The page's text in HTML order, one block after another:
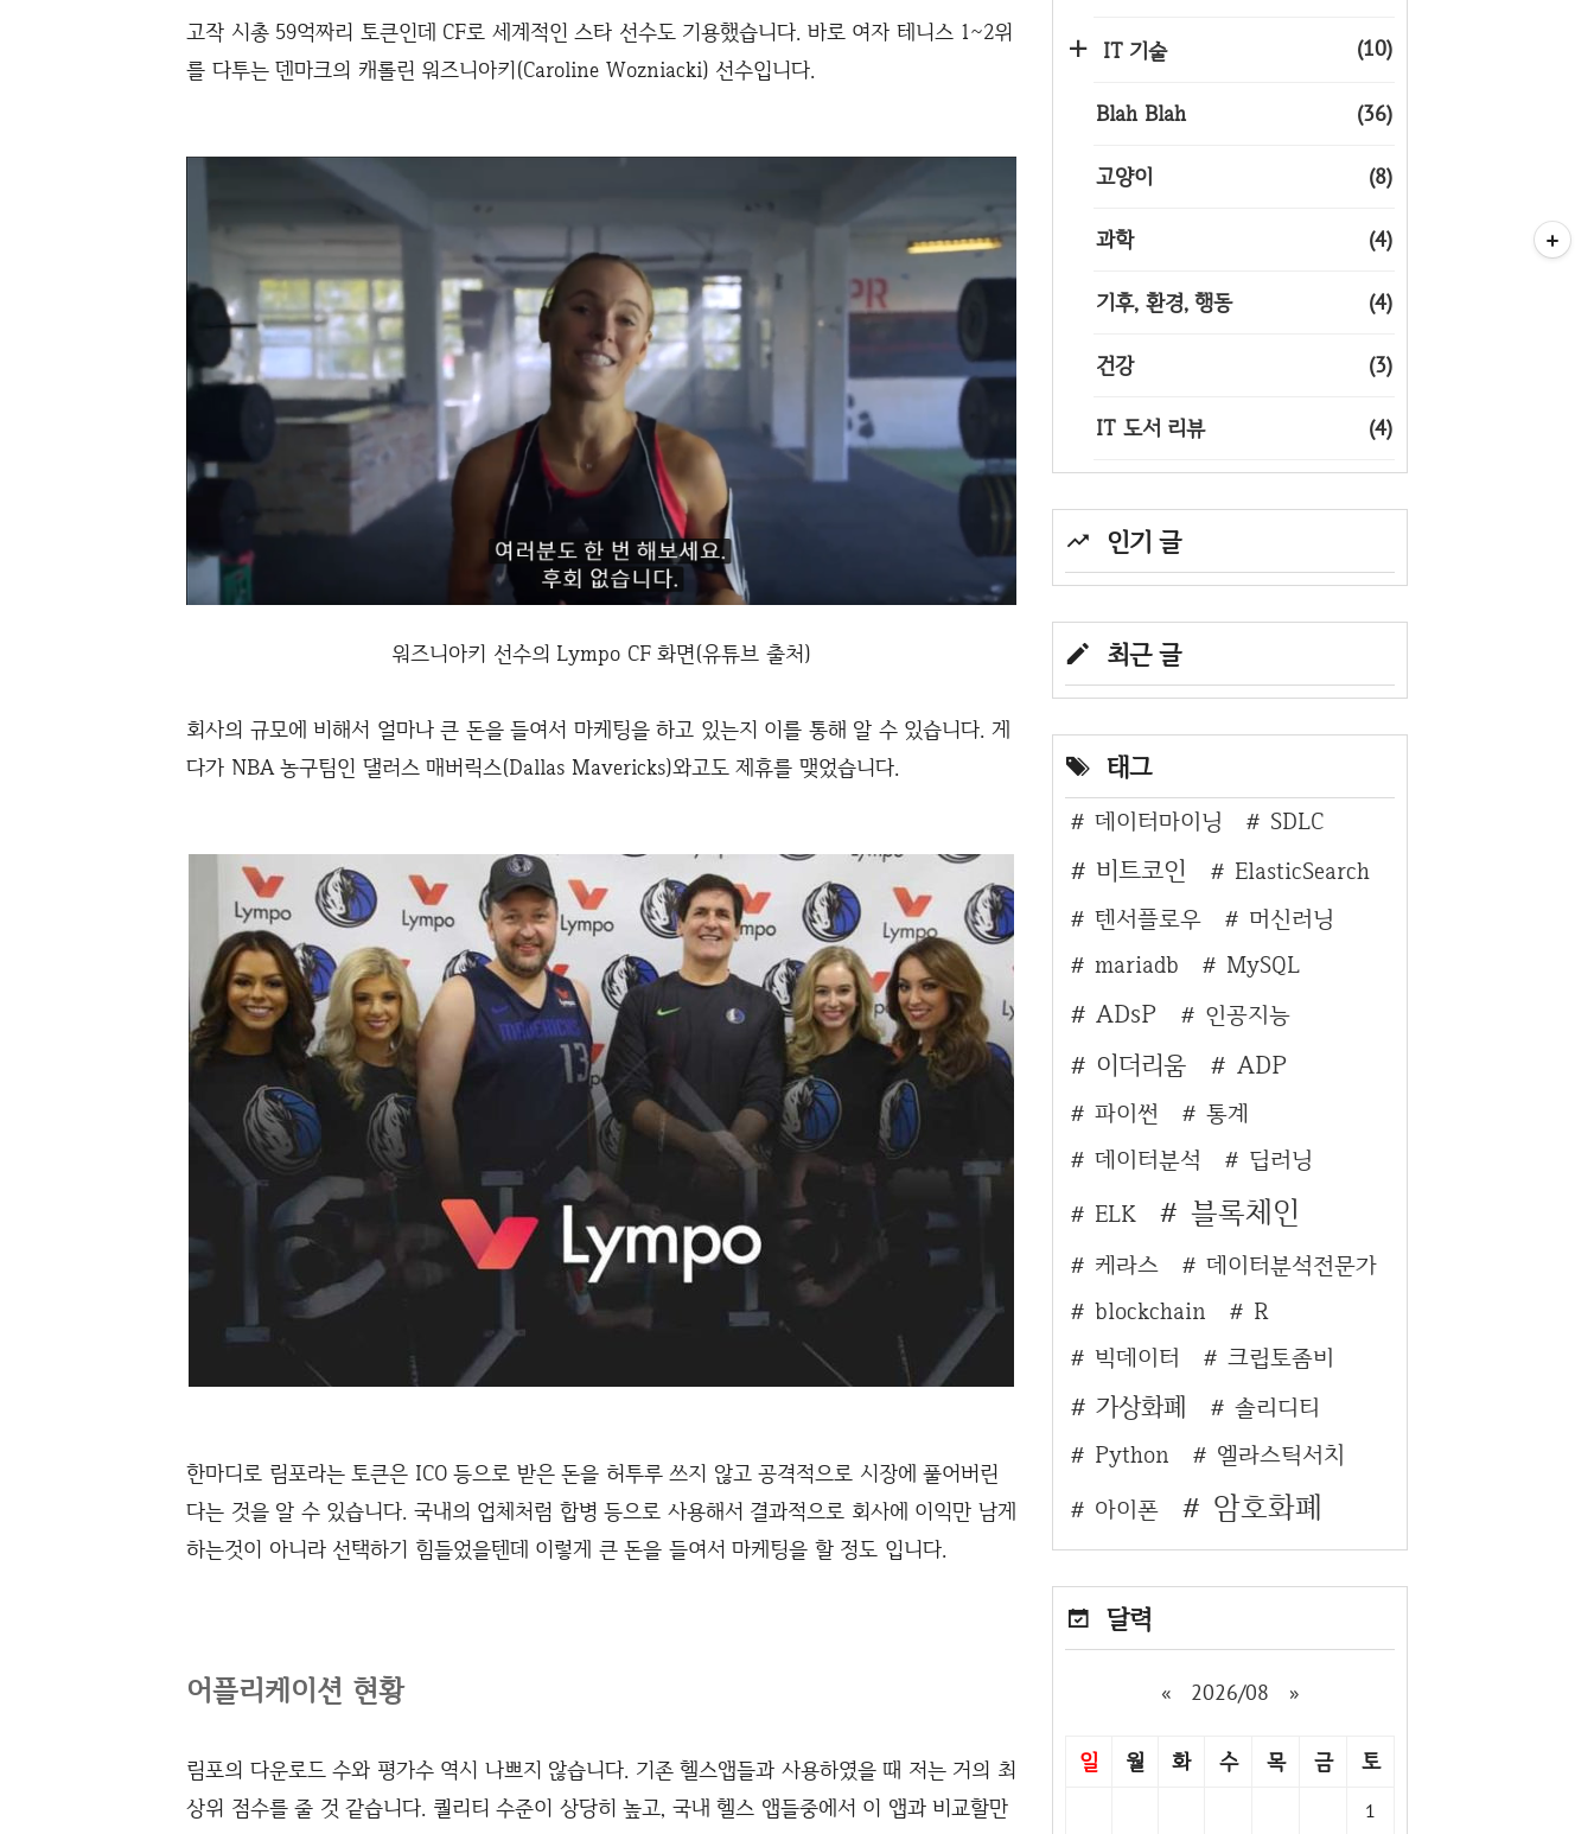
고작 시총 59억짜리 토큰인데 CF로 세계적인 스타 선수도 기용했습니다. 바로 여자 테니스 1~2위
를 다투는 덴마크의 캐롤린 워즈니아키(Caroline Wozniacki) 선수입니다.
워즈니아키 선수의 Lympo CF 화면(유튜브 출처)
회사의 규모에 비해서 얼마나 큰 돈을 들여서 마케팅을 하고 있는지 이를 통해 알 수 있습니다. 게
다가 NBA 농구팀인 댈러스 매버릭스(Dallas Mavericks)와고도 제휴를 맺었습니다.
한마디로 림포라는 토큰은 ICO 등으로 받은 돈을 허투루 쓰지 않고 공격적으로 시장에 풀어버린
다는 것을 알 수 있습니다. 국내의 업체처럼 합병 등으로 사용해서 결과적으로 회사에 이익만 남게
하는것이 아니라 선택하기 힘들었을텐데 이렇게 큰 돈을 들여서 마케팅을 할 정도 입니다.
어플리케이션 현황
림포의 다운로드 수와 평가수 역시 나쁘지 않습니다. 기존 헬스앱들과 사용하였을 때 저는 거의 최
상위 점수를 줄 것 같습니다. 퀄리티 수준이 상당히 높고, 국내 헬스 앱들중에서 이 앱과 비교할만
IT 기술 (10)
Blah Blah (36)
고양이 (8)
과학 (4)
기후, 환경, 행동 (4)
건강 (3)
IT 도서 리뷰 (4)
인기 글
최근 글
태그
데이터마이닝 SDLC
비트코인
ElasticSearch
텐서플로우
머신러닝
mariadb
MySQL
ADsP 인공지능
이더리움 ADP
파이썬
통계
데이터분석
딥러닝
ELK
블록체인
케라스
데이터분석전문가
blockchain
R
빅데이터
크립토좀비
가상화폐
솔리디티
Python
엘라스틱서치
아이폰
암호화폐
달력
« 2026/08 »
일 월 화 수 목 금 토
1